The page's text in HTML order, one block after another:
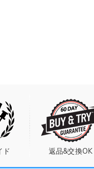
ド 返品&交換OK